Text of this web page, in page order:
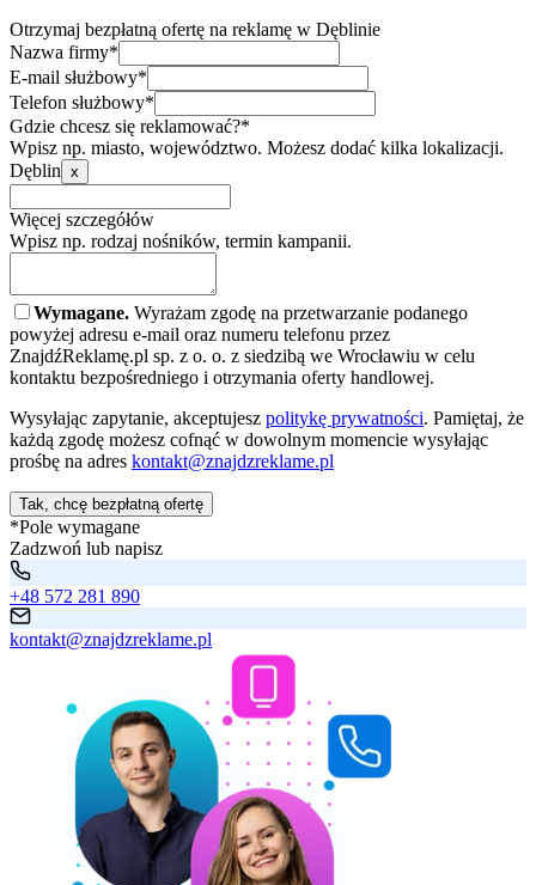
Otrzymaj bezpłatną ofertę na reklamę w Dęblinie
Nazwa firmy*
E-mail służbowy*
Telefon służbowy*
Gdzie chcesz się reklamować?*
Wpisz np. miasto, województwo. Możesz dodać kilka lokalizacji.
Dęblin x
Więcej szczegółów
Wpisz np. rodzaj nośników, termin kampanii.
Wymagane. Wyrażam zgodę na przetwarzanie podanego
powyżej adresu e-mail oraz numeru telefonu przez
ZnajdźReklamę.pl sp. z o. o. z siedzibą we Wrocławiu w celu
kontaktu bezpośredniego i otrzymania oferty handlowej.
Wysyłając zapytanie, akceptujesz politykę prywatności. Pamiętaj, że
każdą zgodę możesz cofnąć w dowolnym momencie wysyłając
prośbę na adres kontakt@znajdzreklame.pl
Tak, chcę bezpłatną ofertę
*Pole wymagane
Zadzwoń lub napisz
+48 572 281 890
kontakt@znajdzreklame.pl